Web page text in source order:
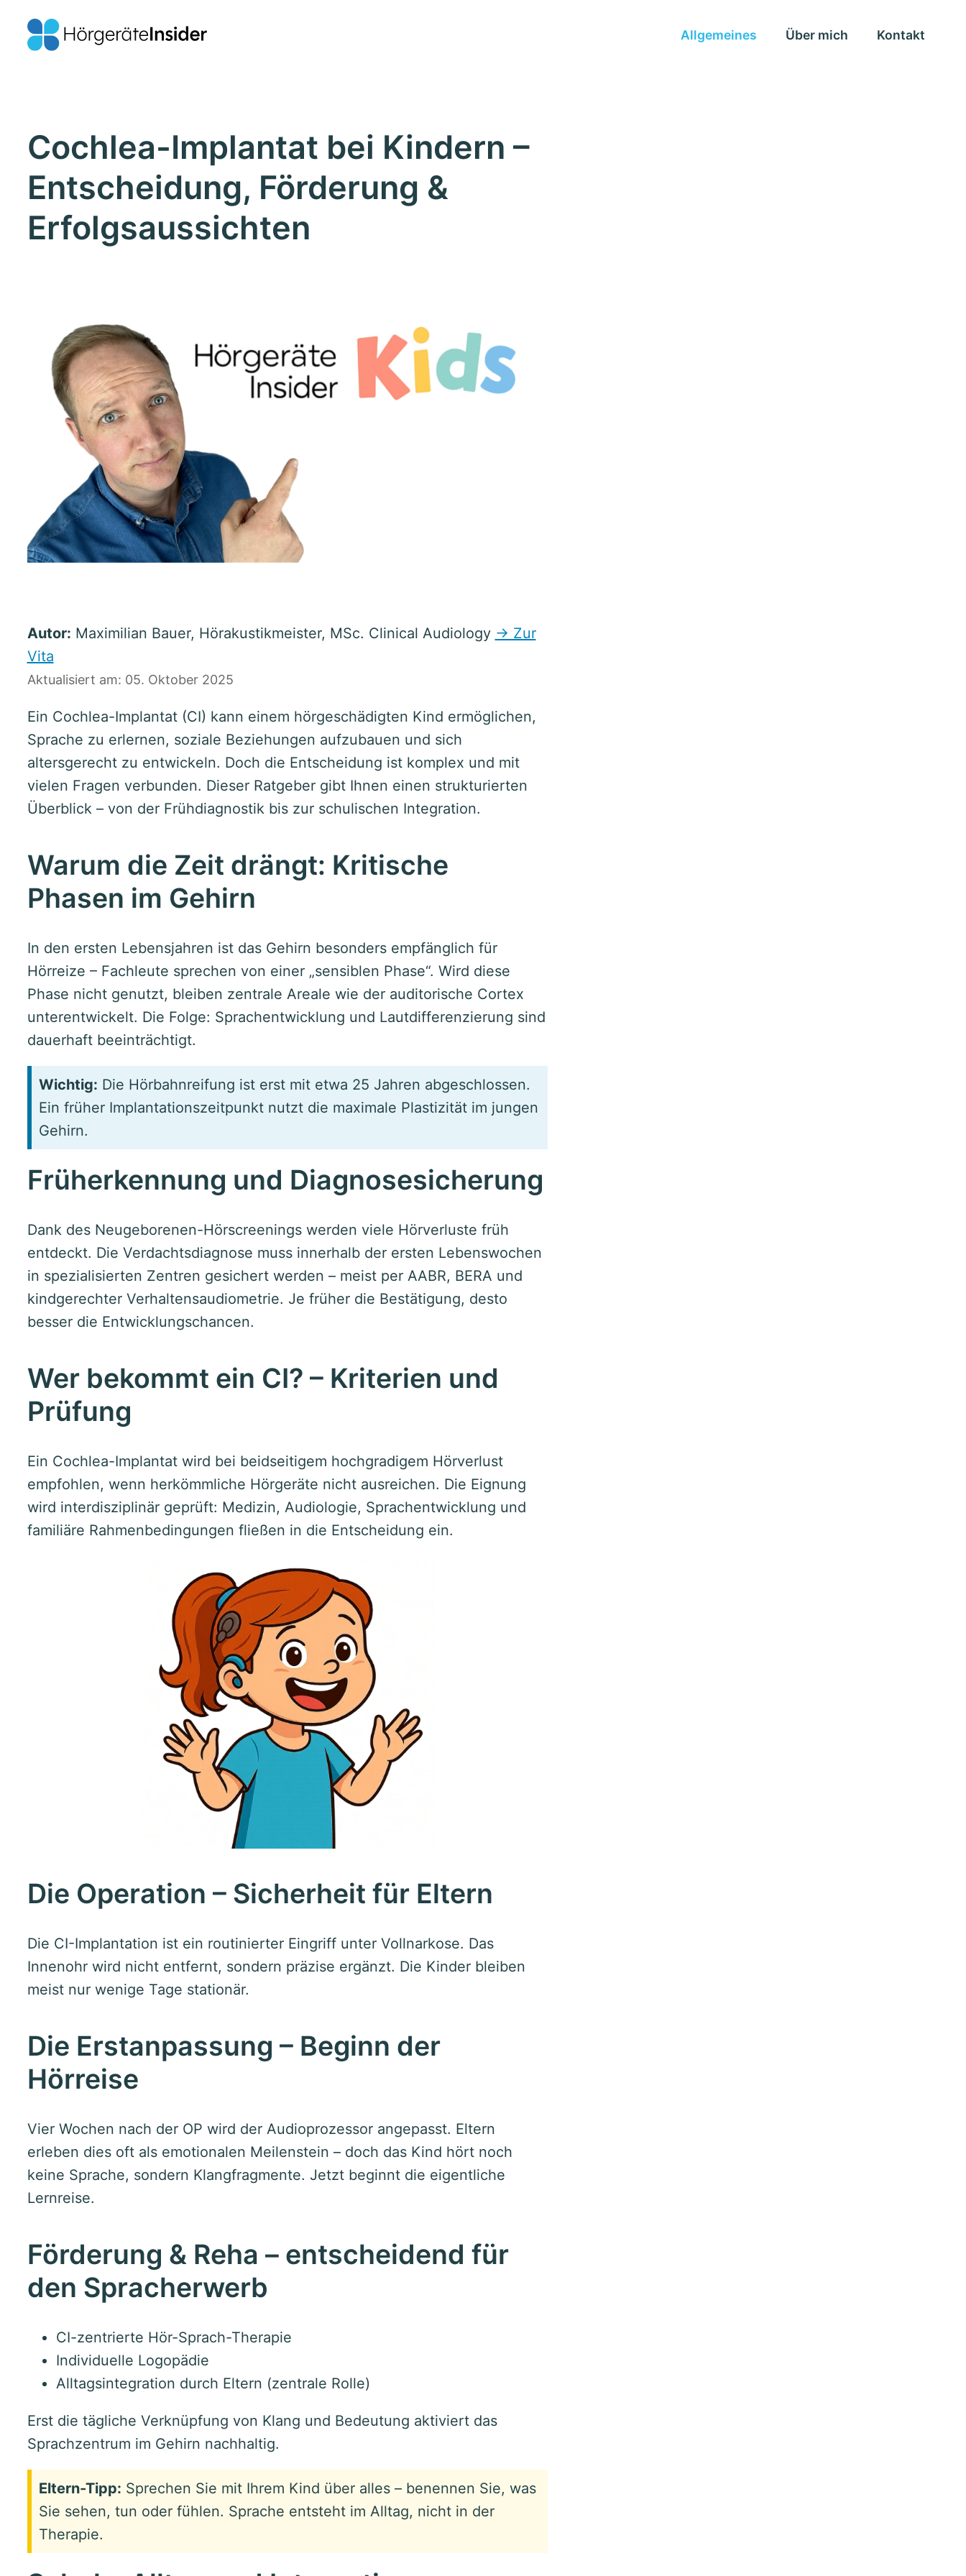
Allgemeines Über mich Kontakt
Cochlea-Implantat bei Kindern –
Entscheidung, Förderung &
Erfolgsaussichten
Autor: Maximilian Bauer, Hörakustikmeister, MSc. Clinical Audiology → Zur
Vita
Aktualisiert am: 05. Oktober 2025
Ein Cochlea-Implantat (CI) kann einem hörgeschädigten Kind ermöglichen,
Sprache zu erlernen, soziale Beziehungen aufzubauen und sich
altersgerecht zu entwickeln. Doch die Entscheidung ist komplex und mit
vielen Fragen verbunden. Dieser Ratgeber gibt Ihnen einen strukturierten
Überblick – von der Frühdiagnostik bis zur schulischen Integration.
Warum die Zeit drängt: Kritische
Phasen im Gehirn
In den ersten Lebensjahren ist das Gehirn besonders empfänglich für
Hörreize – Fachleute sprechen von einer „sensiblen Phase“. Wird diese
Phase nicht genutzt, bleiben zentrale Areale wie der auditorische Cortex
unterentwickelt. Die Folge: Sprachentwicklung und Lautdifferenzierung sind
dauerhaft beeinträchtigt.
Wichtig: Die Hörbahnreifung ist erst mit etwa 25 Jahren abgeschlossen.
Ein früher Implantationszeitpunkt nutzt die maximale Plastizität im jungen
Gehirn.
Früherkennung und Diagnosesicherung
Dank des Neugeborenen-Hörscreenings werden viele Hörverluste früh
entdeckt. Die Verdachtsdiagnose muss innerhalb der ersten Lebenswochen
in spezialisierten Zentren gesichert werden – meist per AABR, BERA und
kindgerechter Verhaltensaudiometrie. Je früher die Bestätigung, desto
besser die Entwicklungschancen.
Wer bekommt ein CI? – Kriterien und
Prüfung
Ein Cochlea-Implantat wird bei beidseitigem hochgradigem Hörverlust
empfohlen, wenn herkömmliche Hörgeräte nicht ausreichen. Die Eignung
wird interdisziplinär geprüft: Medizin, Audiologie, Sprachentwicklung und
familiäre Rahmenbedingungen fließen in die Entscheidung ein.
Die Operation – Sicherheit für Eltern
Die CI-Implantation ist ein routinierter Eingriff unter Vollnarkose. Das
Innenohr wird nicht entfernt, sondern präzise ergänzt. Die Kinder bleiben
meist nur wenige Tage stationär.
Die Erstanpassung – Beginn der
Hörreise
Vier Wochen nach der OP wird der Audioprozessor angepasst. Eltern
erleben dies oft als emotionalen Meilenstein – doch das Kind hört noch
keine Sprache, sondern Klangfragmente. Jetzt beginnt die eigentliche
Lernreise.
Förderung & Reha – entscheidend für
den Spracherwerb
CI-zentrierte Hör-Sprach-Therapie
Individuelle Logopädie
Alltagsintegration durch Eltern (zentrale Rolle)
Erst die tägliche Verknüpfung von Klang und Bedeutung aktiviert das
Sprachzentrum im Gehirn nachhaltig.
Eltern-Tipp: Sprechen Sie mit Ihrem Kind über alles – benennen Sie, was
Sie sehen, tun oder fühlen. Sprache entsteht im Alltag, nicht in der
Therapie.